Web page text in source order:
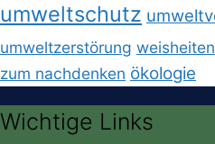
umweltschutz
umweltzerstörung weisheiten
zum nachdenken ökologie
Wichtige Links